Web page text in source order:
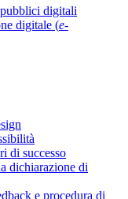
digitali
digitale (e-
di successo
dichiarazione di
e procedura di